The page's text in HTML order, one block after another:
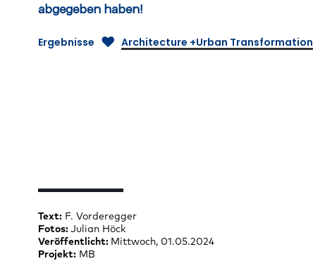
abgegeben haben!
Ergebnisse Architecture +Urban Transformation
Text: F. Vorderegger
Fotos:Julian Höck
Veröffentlicht: Mittwoch, 01.05.2024
Projekt: MB